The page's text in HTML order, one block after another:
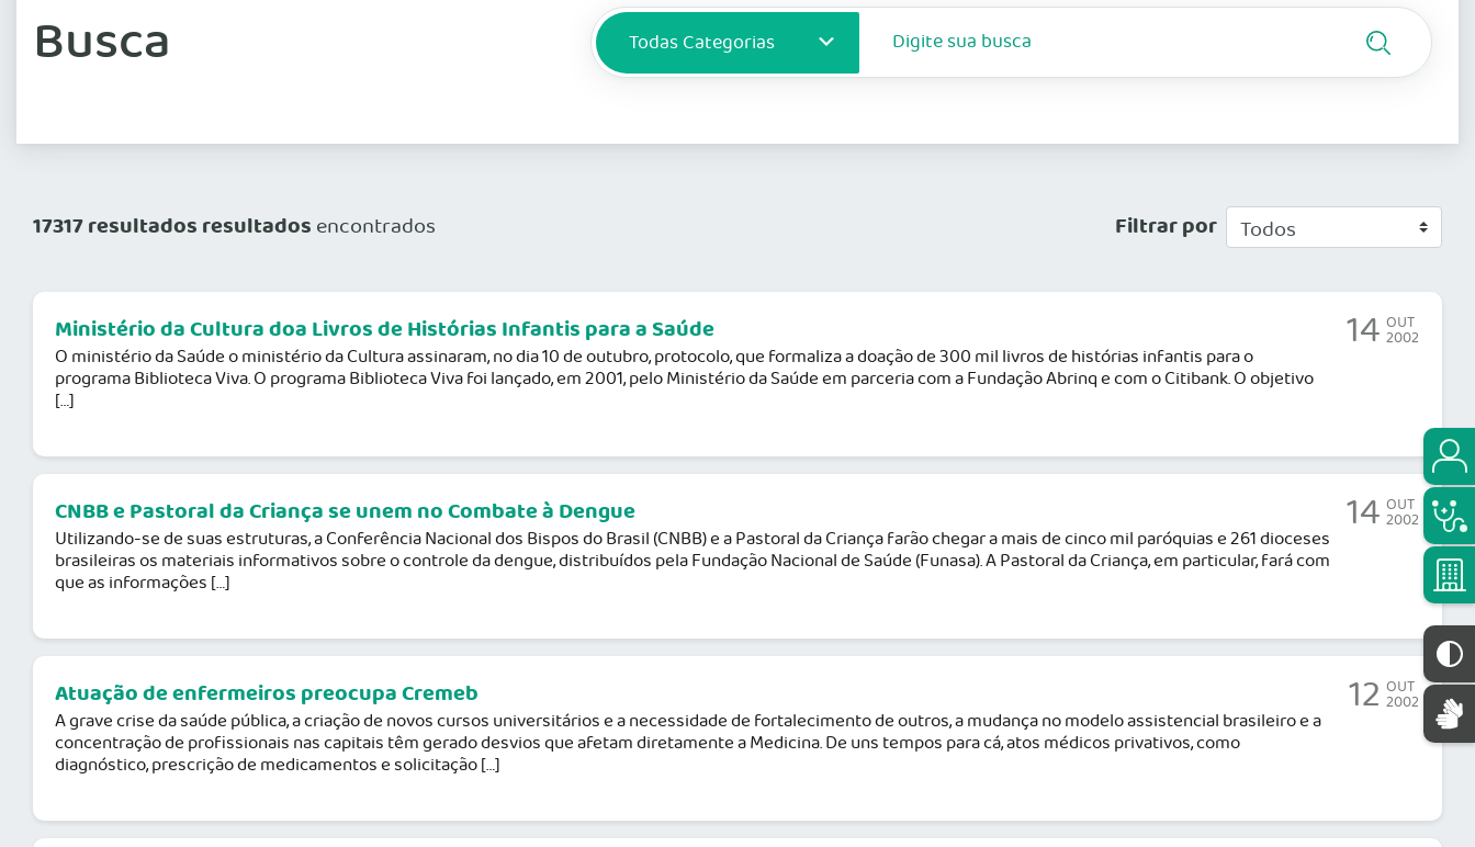
Busca
17317 resultados resultados encontrados Filtrar por
Ministério da Cultura doa Livros de Histórias Infantis para a Saúde
O ministério da Saúde o ministério da Cultura assinaram, no dia 10 de outubro, protocolo, que formaliza a doação de 300 mil livros de histórias infantis para o
programa Biblioteca Viva. O programa Biblioteca Viva foi lançado, em 2001, pelo Ministério da Saúde em parceria com a Fundação Abrinq e com o Citibank. O objetivo
[…]
14 OUT
2002
CNBB e Pastoral da Criança se unem no Combate à Dengue
Utilizando-se de suas estruturas, a Conferência Nacional dos Bispos do Brasil (CNBB) e a Pastoral da Criança farão chegar a mais de cinco mil paróquias e 261 dioceses
brasileiras os materiais informativos sobre o controle da dengue, distribuídos pela Fundação Nacional de Saúde (Funasa). A Pastoral da Criança, em particular, fará com
que as informações […]
14 OUT
2002
Atuação de enfermeiros preocupa Cremeb
A grave crise da saúde pública, a criação de novos cursos universitários e a necessidade de fortalecimento de outros, a mudança no modelo assistencial brasileiro e a
concentração de profissionais nas capitais têm gerado desvios que afetam diretamente a Medicina. De uns tempos para cá, atos médicos privativos, como
diagnóstico, prescrição de medicamentos e solicitação […]
12 OUT
2002